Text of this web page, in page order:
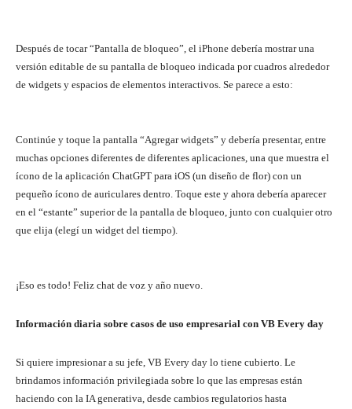
Después de tocar “Pantalla de bloqueo”, el iPhone debería mostrar una
versión editable de su pantalla de bloqueo indicada por cuadros alrededor
de widgets y espacios de elementos interactivos. Se parece a esto:
Continúe y toque la pantalla “Agregar widgets” y debería presentar, entre
muchas opciones diferentes de diferentes aplicaciones, una que muestra el
ícono de la aplicación ChatGPT para iOS (un diseño de flor) con un
pequeño ícono de auriculares dentro. Toque este y ahora debería aparecer
en el “estante” superior de la pantalla de bloqueo, junto con cualquier otro
que elija (elegí un widget del tiempo).
¡Eso es todo! Feliz chat de voz y año nuevo.
Información diaria sobre casos de uso empresarial con VB Every day
Si quiere impresionar a su jefe, VB Every day lo tiene cubierto. Le
brindamos información privilegiada sobre lo que las empresas están
haciendo con la IA generativa, desde cambios regulatorios hasta